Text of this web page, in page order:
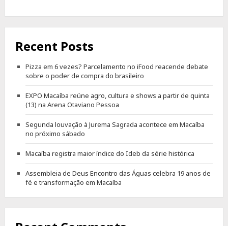
Recent Posts
Pizza em 6 vezes? Parcelamento no iFood reacende debate
sobre o poder de compra do brasileiro
EXPO Macaíba reúne agro, cultura e shows a partir de quinta
(13) na Arena Otaviano Pessoa
Segunda louvação à Jurema Sagrada acontece em Macaíba
no próximo sábado
Macaíba registra maior índice do Ideb da série histórica
Assembleia de Deus Encontro das Águas celebra 19 anos de
fé e transformação em Macaíba